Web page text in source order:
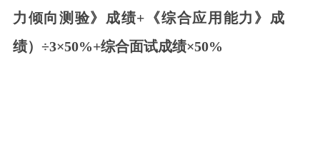
力倾向测验》成绩+《综合应用能力》成
绩）÷3×50%+综合面试成绩×50%